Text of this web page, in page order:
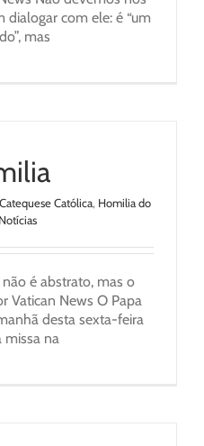
com ele: é “um
mas
Catequese Católica, Homilia do
Notícias
não é abstrato, mas o
Vatican News O Papa
desta sexta-feira
missa na